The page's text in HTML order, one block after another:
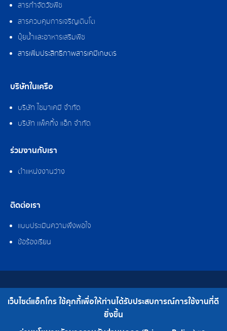
สารกำจัดวัชพืช
สารควบคุมการเจริญเติบโต
ปุ๋ยน้ำและอาหารเสริมพืช
สารเพิ่มประสิทธิภาพสารเคมีเกษตร
บริษัทในเครือ
บริษัท ไซมาเคมี จำกัด
บริษัท แพ็คกิ้ง แอ็ก จำกัด
ร่วมงานกับเรา
ตำแหน่งงานว่าง
ติดต่อเรา
แบบประเมินความพึงพอใจ
ข้อร้องเรียน
สงวนลิขสิทธิ์ © 2562 บริษัท แอ็กโกร (ประเทศไทย) จำกัด
เบอร์โทร : 0-2308-2102 | โทรสาร : 0-2308-2487
เว็บไซต์แอ็กโกร ใช้คุกกี้เพื่อให้ท่านได้รับประสบการณ์การใช้งานที่ดี
ยิ่งขึ้น